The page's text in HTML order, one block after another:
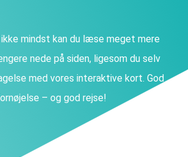
mindst kan du læse meget mere
nede på siden, ligesom du selv
med vores interaktive kort. God
– og god rejse!